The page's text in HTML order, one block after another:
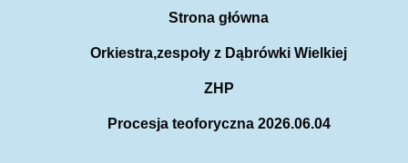
Strona główna
Orkiestra,zespoły z Dąbrówki Wielkiej
ZHP
Procesja teoforyczna 2026.06.04